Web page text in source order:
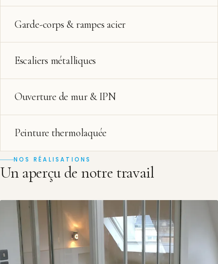
Garde-corps & rampes acier
Escaliers métalliques
Ouverture de mur & IPN
Peinture thermolaquée
NOS RÉALISATIONS
Un aperçu de notre travail